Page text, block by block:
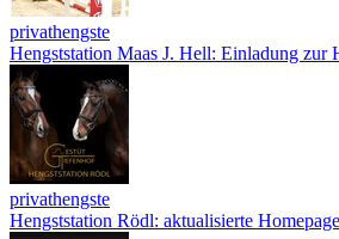
privathengste
Hengststation Maas J. Hell: Einladung zur
privathengste
Hengststation Rödl: aktualisierte Homepage